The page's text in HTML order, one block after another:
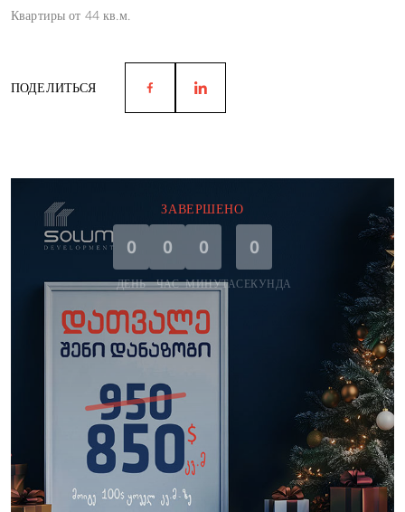
Квартиры от 44 кв.м.
ПОДЕЛИТЬСЯ
ЗАВЕРШЕНО
0
ДЕНЬ
0
ЧАС
0
МИНУТА
0
СЕКУНДА